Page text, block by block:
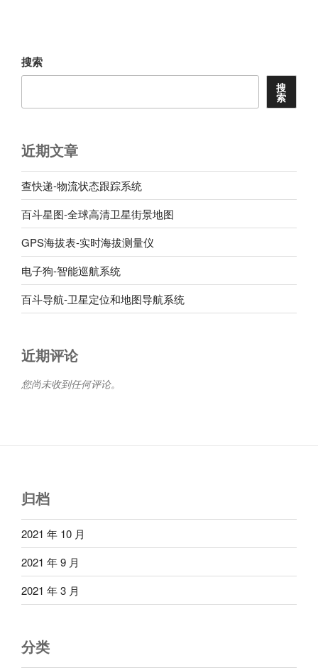
搜索
搜
索
近期文章
查快递-物流状态跟踪系统
百斗星图-全球高清卫星街景地图
GPS海拔表-实时海拔测量仪
电子狗-智能巡航系统
百斗导航-卫星定位和地图导航系统
近期评论
您尚未收到任何评论。
归档
2021 年 10 月
2021 年 9 月
2021 年 3 月
分类